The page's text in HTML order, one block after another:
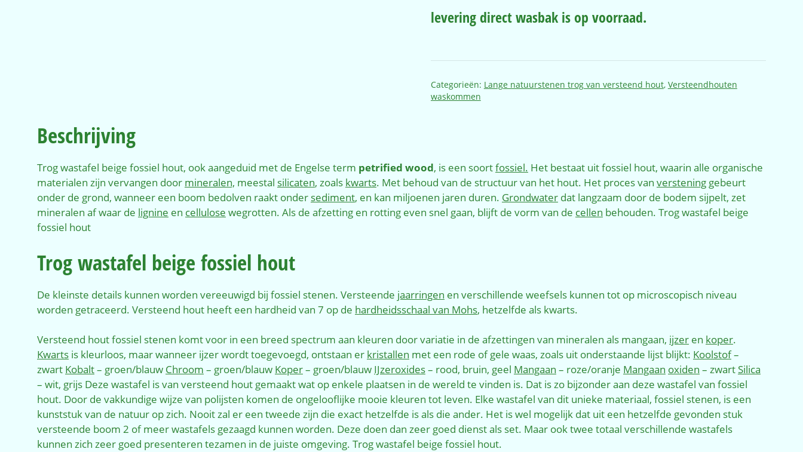
levering direct wasbak is op voorraad.
Categorieën: Lange natuurstenen trog van versteend hout, Versteendhouten
waskommen
Beschrijving
Trog wastafel beige fossiel hout, ook aangeduid met de Engelse term petrified wood, is een soortfossiel. Het bestaat uit fossiel hout, waarin alle organische
materialen zijn vervangen door mineralen, meestal silicaten, zoals kwarts. Met behoud van de structuur van het hout. Het proces van verstening gebeurt
onder de grond, wanneer een boom bedolven raakt onder sediment, en kan miljoenen jaren duren. Grondwater dat langzaam door de bodem sijpelt, zet
mineralen af waar de lignine en cellulose wegrotten. Als de afzetting en rotting even snel gaan, blijft de vorm van de cellen behouden. Trog wastafel beige
fossiel hout
Trog wastafel beige fossiel hout
De kleinste details kunnen worden vereeuwigd bij fossiel stenen. Versteende jaarringen en verschillende weefsels kunnen tot op microscopisch niveau
worden getraceerd. Versteend hout heeft een hardheid van 7 op de hardheidsschaal van Mohs, hetzelfde als kwarts.
Versteend hout fossiel stenen komt voor in een breed spectrum aan kleuren door variatie in de afzettingen van mineralen als mangaan, ijzer en koper.
Kwarts is kleurloos, maar wanneer ijzer wordt toegevoegd, ontstaan er kristallen met een rode of gele waas, zoals uit onderstaande lijst blijkt: Koolstof–
zwart Kobalt– groen/blauw Chroom – groen/blauw Koper– groen/blauw IJzeroxides– rood, bruin, geel Mangaan – roze/oranje Mangaan oxiden – zwart Silica
– wit, grijs Deze wastafel is van versteend hout gemaakt wat op enkele plaatsen in de wereld te vinden is. Dat is zo bijzonder aan deze wastafel van fossiel
hout. Door de vakkundige wijze van polijsten komen de ongelooflijke mooie kleuren tot leven. Elke wastafel van dit unieke materiaal, fossiel stenen, is een
kunststuk van de natuur op zich. Nooit zal er een tweede zijn die exact hetzelfde is als die ander. Het is wel mogelijk dat uit een hetzelfde gevonden stuk
versteende boom 2 of meer wastafels gezaagd kunnen worden. Deze doen dan zeer goed dienst als set. Maar ook twee totaal verschillende wastafels
kunnen zich zeer goed presenteren tezamen in de juiste omgeving. Trog wastafel beige fossiel hout.